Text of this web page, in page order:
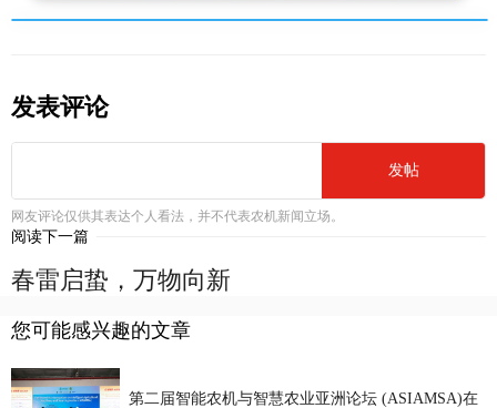
发表评论
发帖
网友评论仅供其表达个人看法，并不代表农机新闻立场。
阅读下一篇
春雷启蛰，万物向新
您可能感兴趣的文章
第二届智能农机与智慧农业亚洲论坛 (ASIAMSA)在